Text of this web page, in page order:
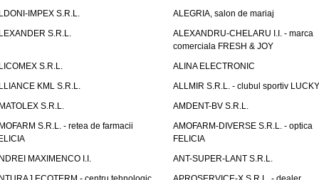
IMPEX S.R.L.
ALEGRIA, salon de mariaj
S.R.L.
ALEXANDRU-CHELARU I.I. - marca
comerciala FRESH & JOY
S.R.L.
ALINA ELECTRONIC
KML S.R.L.
ALLMIR S.R.L. - clubul sportiv
S.R.L.
AMDENT-BV S.R.L.
S.R.L. - retea de farmacii
AMOFARM-DIVERSE S.R.L. - optica
FELICIA
MAXIMENCO I.I.
ANT-SUPER-LANT S.R.L.